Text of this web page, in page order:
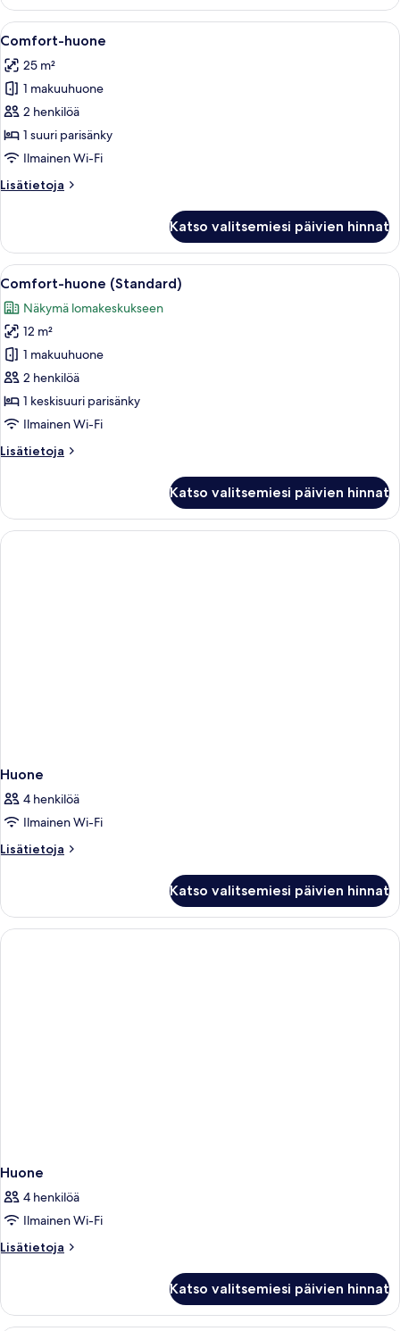
(Standard)
Avaa
kaikki
huonetyypin
Comfort-
huone
kuvat
Hotellihuone, jossa on suuri sänky,
11
Comfort-huone
25 m²
1 makuuhuone
2 henkilöä
1 suuri parisänky
Ilmainen Wi-Fi
Lisätietoja
Lisätietoja
Katso valitsemiesi päivien hinnat
Avaa
kaikki
huonetyypin
Comfort-
huone
(Standard)
kuvat
Siististi pedattu sänky, jonka päällä
7
Comfort-huone (Standard)
Näkymä lomakeskukseen
12 m²
1 makuuhuone
2 henkilöä
1 keskisuuri parisänky
Ilmainen Wi-Fi
Lisätietoja
Lisätietoja
(Standard)
Katso valitsemiesi päivien hinnat
Huone
4 henkilöä
Ilmainen Wi-Fi
Lisätietoja
Lisätietoja
Katso valitsemiesi päivien hinnat
Huone
4 henkilöä
Ilmainen Wi-Fi
Lisätietoja
Lisätietoja
Katso valitsemiesi päivien hinnat